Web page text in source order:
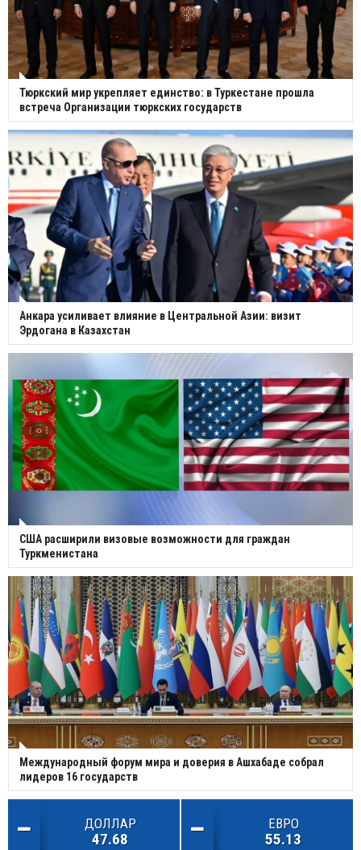
Тюркский мир укрепляет единство: в Туркестане прошла
встреча Организации тюркских государств
Анкара усиливает влияние в Центральной Азии: визит
Эрдогана в Казахстан
США расширили визовые возможности для граждан
Туркменистана
Международный форум мира и доверия в Ашхабаде собрал
лидеров 16 государств
ДОЛЛАР
47.68
ЕВРО
55.13